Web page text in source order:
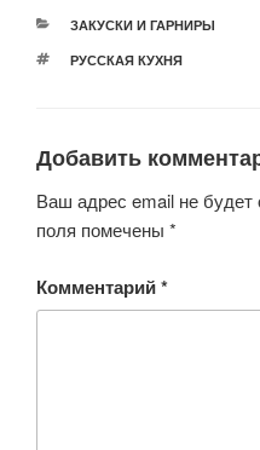
РУБРИКИ
ЗАКУСКИ И ГАРНИРЫ
МЕТКИ
РУССКАЯ КУХНЯ
Добавить
Ваш адрес email не будет
поля помечены *
Комментарий*